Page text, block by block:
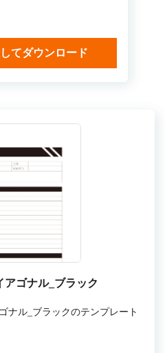
てダウンロード
ゴナル_ブラック
ナル_ブラックのテンプレート